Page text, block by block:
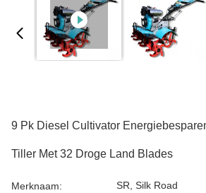
9 Pk Diesel Cultivator
Tiller Met 32 Droge Land Blades
Merknaam: SR, Silk Road